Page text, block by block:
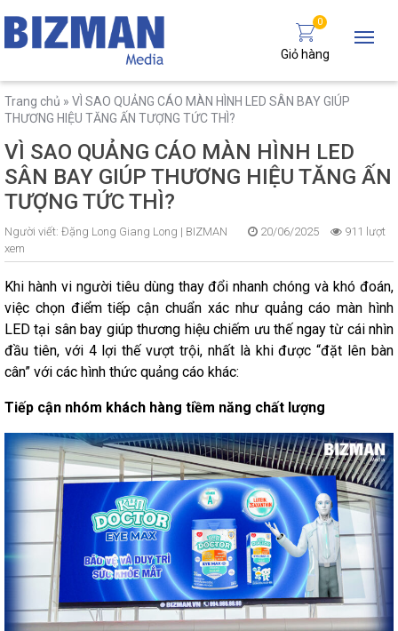
0
Giỏ hàng
Trang chủ » VÌ SAO QUẢNG CÁO MÀN HÌNH LED SÂN BAY GIÚP
THƯƠNG HIỆU TĂNG ẤN TƯỢNG TỨC THÌ?
VÌ SAO QUẢNG CÁO MÀN HÌNH LED
SÂN BAY GIÚP THƯƠNG HIỆU TĂNG ẤN
TƯỢNG TỨC THÌ?
Người viết: Đặng Long Giang Long | BIZMAN 20/06/2025
911 lượt
xem
Khi hành vi người tiêu dùng thay đổi nhanh chóng và khó đoán,
việc chọn điểm tiếp cận chuẩn xác như quảng cáo màn hình
LED tại sân bay giúp thương hiệu chiếm ưu thế ngay từ cái nhìn
đầu tiên, với 4 lợi thế vượt trội, nhất là khi được “đặt lên bàn
cân” với các hình thức quảng cáo khác:
Tiếp cận nhóm khách hàng tiềm năng chất lượng